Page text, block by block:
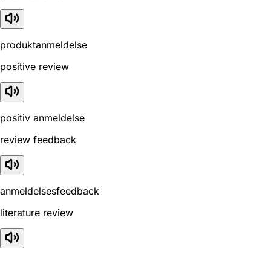
produktanmeldelse
positive review
positiv anmeldelse
review feedback
anmeldelsesfeedback
literature review